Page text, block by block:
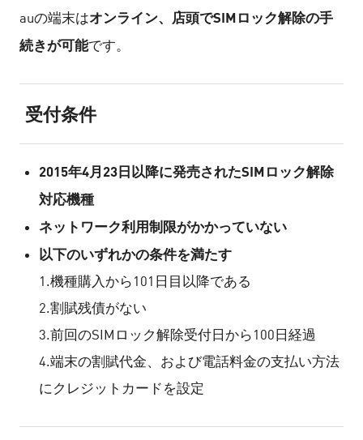
auの端末はオンライン、店頭でSIMロック解除の手
続きが可能です。
受付条件
2015年4月23日以降に発売されたSIMロック解除
対応機種
ネットワーク利用制限がかかっていない
以下のいずれかの条件を満たす
1.機種購入から101日目以降である
2.割賦残債がない
3.前回のSIMロック解除受付日から100日経過
4.端末の割賦代金、および電話料金の支払い方法
にクレジットカードを設定